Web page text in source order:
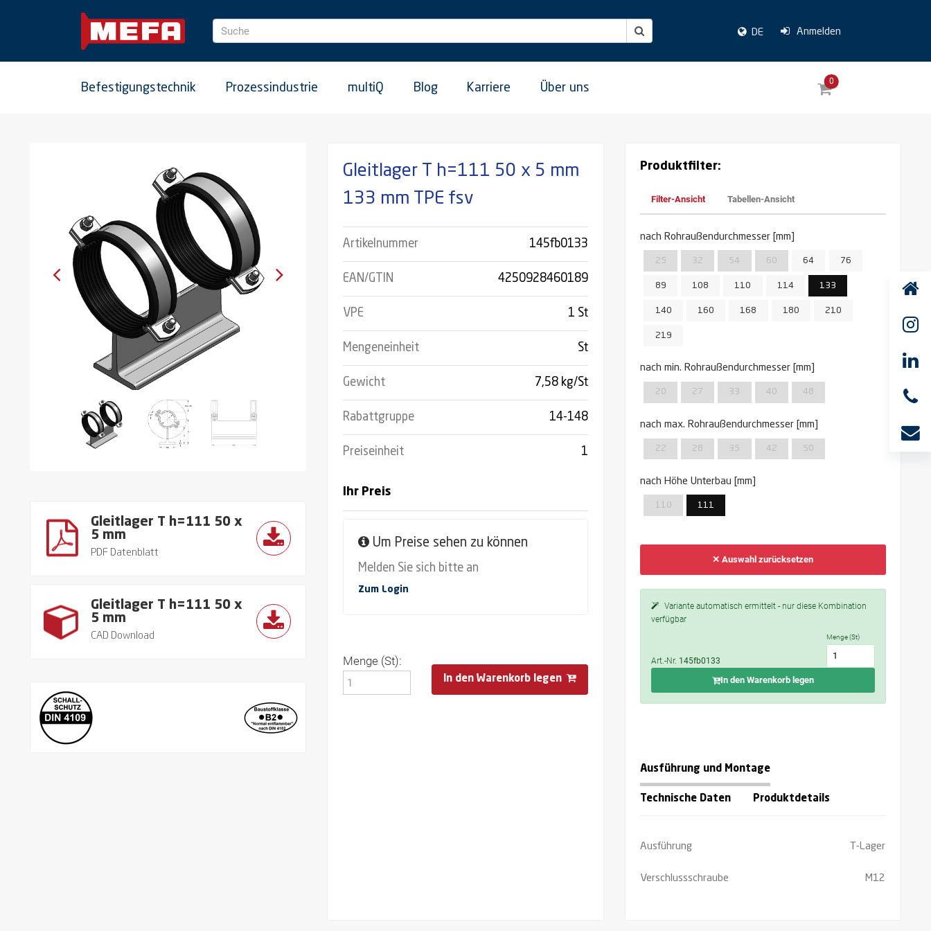
Suche DE Anmelden
0
Befestigungstechnik Prozessindustrie multiQ Blog Karriere Über uns
Gleitlager T h=111 50 x
5 mm
PDF Datenblatt
Gleitlager T h=111 50 x
5 mm
CAD Download
Gleitlager T h=111 50 x 5 mm
133 mm TPE fsv
Artikelnummer 145fb0133
EAN/GTIN 4250928460189
VPE 1 St
Mengeneinheit St
Gewicht 7,58 kg/St
Rabattgruppe 14-148
Preiseinheit 1
Ihr Preis
Um Preise sehen zu können
Melden Sie sich bitte an
Zum Login
Menge (St):
In den Warenkorb legen
Produktfilter:
Filter-Ansicht Tabellen-Ansicht
nach Rohraußendurchmesser [mm]
25 32 54 60 64 76
89 108 110 114 133
140 160 168 180 210
219
nach min. Rohraußendurchmesser [mm]
20 27 33 40 48
nach max. Rohraußendurchmesser [mm]
22 28 35 42 50
nach Höhe Unterbau [mm]
110 111
✕ Auswahl zurücksetzen
Variante automatisch ermittelt - nur diese Kombination
verfügbar
Art.-Nr. 145fb0133
Menge (St)
In den Warenkorb legen
Ausführung und Montage
Technische Daten Produktdetails
Ausführung T-Lager
Verschlussschraube M12